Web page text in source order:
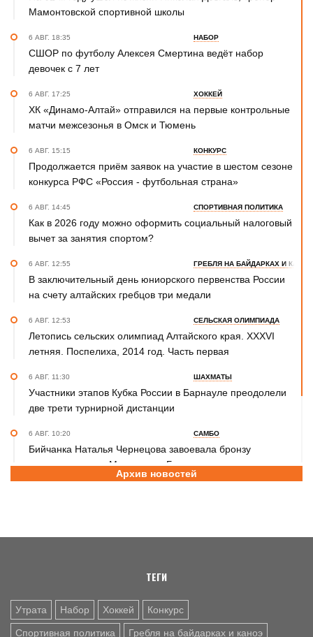
Мамонтовской спортивной школы
6 АВГ. 18:35 НАБОР
СШОР по футболу Алексея Смертина ведёт набор
девочек с 7 лет
6 АВГ. 17:25 ХОККЕЙ
ХК «Динамо-Алтай» отправился на первые контрольные
матчи межсезонья в Омск и Тюмень
6 АВГ. 15:15 КОНКУРС
Продолжается приём заявок на участие в шестом сезоне
конкурса РФС «Россия - футбольная страна»
6 АВГ. 14:45 СПОРТИВНАЯ ПОЛИТИКА
Как в 2026 году можно оформить социальный налоговый
вычет за занятия спортом?
6 АВГ. 12:55 ГРЕБЛЯ НА БАЙДАРКАХ И КАНОЭ
В заключительный день юниорского первенства России
на счету алтайских гребцов три медали
6 АВГ. 12:53 СЕЛЬСКАЯ ОЛИМПИАДА
Летопись сельских олимпиад Алтайского края. XXXVI
летняя. Поспелиха, 2014 год. Часть первая
6 АВГ. 11:30 ШАХМАТЫ
Участники этапов Кубка России в Барнауле преодолели
две трети турнирной дистанции
6 АВГ. 10:20 САМБО
Бийчанка Наталья Чернецова завоевала бронзу
международного Мемориала Бурдикова
Архив новостей
ТЕГИ
Утрата Набор Хоккей Конкурс
Спортивная политика Гребля на байдарках и каноэ